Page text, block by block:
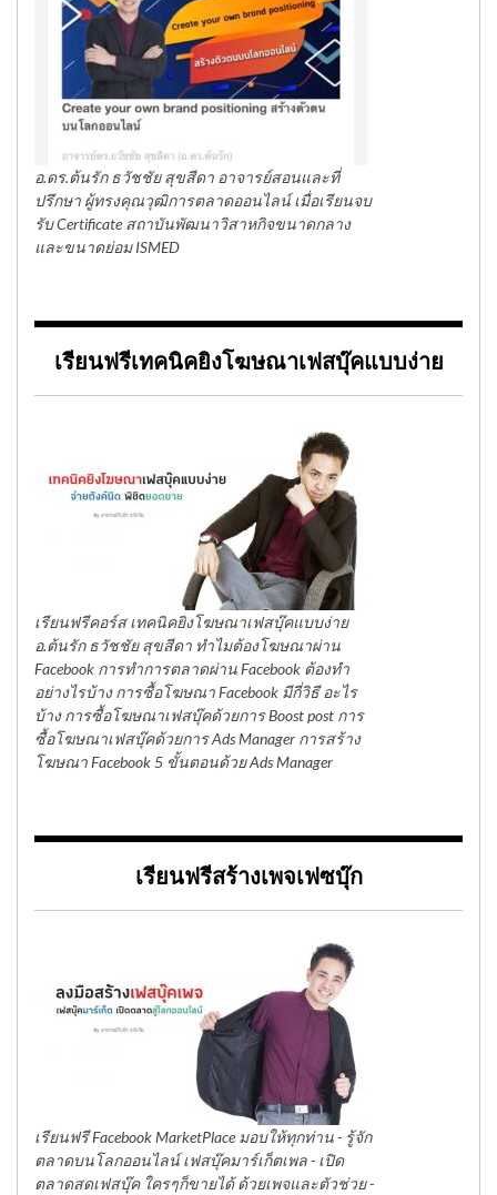
อ.ดร.ต้นรัก ธวัชชัย สุขสีดา อาจารย์สอนและที่
ปรึกษา ผู้ทรงคุณวุฒิการตลาดออนไลน์ เมื่อเรียนจบ
รับ Certificate สถาบันพัฒนาวิสาหกิจขนาดกลาง
และขนาดย่อม ISMED
เรียนฟรีเทคนิคยิงโฆษณาเฟสบุ๊คแบบง่าย
เรียนฟรีคอร์ส เทคนิคยิงโฆษณาเฟสบุ๊คแบบง่าย
อ.ต้นรัก ธวัชชัย สุขสีดา ทำไมต้องโฆษณาผ่าน
Facebook การทำการตลาดผ่าน Facebook ต้องทำ
อย่างไรบ้าง การซื้อโฆษณา Facebook มีกี่วิธี อะไร
บ้าง การซื้อโฆษณาเฟสบุ๊คด้วยการ Boost post การ
ซื้อโฆษณาเฟสบุ๊คด้วยการ Ads Manager การสร้าง
โฆษณา Facebook 5 ขั้นตอนด้วย Ads Manager
เรียนฟรีสร้างเพจเฟซบุ๊ก
เรียนฟรี Facebook MarketPlace มอบให้ทุกท่าน - รู้จัก
ตลาดบนโลกออนไลน์ เฟสบุ๊คมาร์เก็ตเพล - เปิด
ตลาดสดเฟสบุ๊ค ใครๆก็ขายได้ ด้วยเพจและตัวช่วย -